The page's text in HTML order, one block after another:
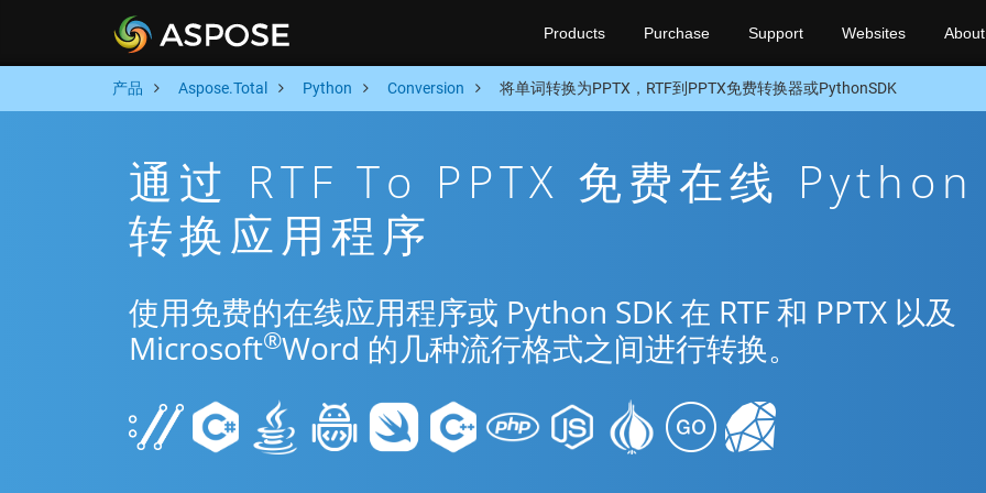
Products Purchase Support Websites About
产品 Aspose.Total Python Conversion 将单词转换为PPTX，RTF到PPTX免费转换器或PythonSDK
通过 RTF To PPTX 免费在线 Python
转换应用程序
使用免费的在线应用程序或 Python SDK 在 RTF 和 PPTX 以及
Microsoft®Word 的几种流行格式之间进行转换。